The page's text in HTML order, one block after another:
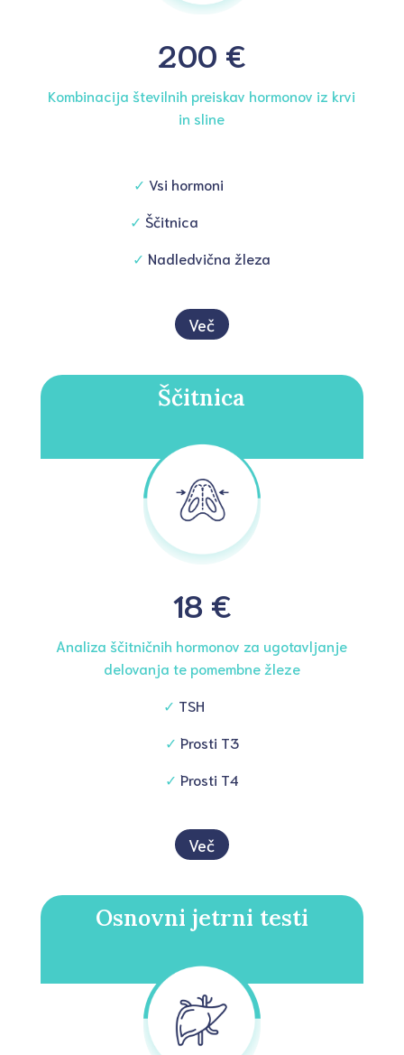
200 €
Kombinacija številnih preiskav hormonov iz krvi
in sline
✓ Vsi hormoni
✓ Ščitnica
✓Nadledvična žleza
Več
Ščitnica
18 €
Analiza ščitničnih hormonov za ugotavljanje
delovanja te pomembne žleze
✓ TSH
✓ Prosti T3
✓ Prosti T4
Več
Osnovni jetrni testi